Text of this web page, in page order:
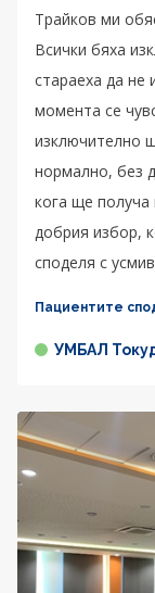
Трайков ми
Всички бяха
стараеха да не
момента се
изключително
нормално, без
кога ще
добрия избор,
споделя с
Пациентите
УМБАЛ